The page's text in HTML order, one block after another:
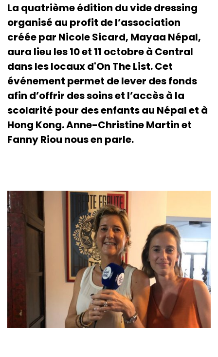
La quatrième édition du vide dressing
organisé au profit de l’association
créée par Nicole Sicard, Mayaa Népal,
aura lieu les 10 et 11 octobre à Central
dans les locaux d'On The List. Cet
événement permet de lever des fonds
afin d’offrir des soins et l’accès à la
scolarité pour des enfants au Népal et à
Hong Kong. Anne-Christine Martin et
Fanny Riou nous en parle.